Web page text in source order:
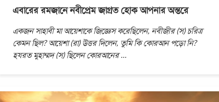
এবারের রমজানে নবীপ্রেম জাগ্রত হোক আপনার অন্তরে
একজন সাহাবী মা আয়েশাকে জিজ্ঞেস করেছিলেন, নবীজীর (স) চরিত্র
কেমন ছিল? আয়েশা (রা) উত্তর দিলেন, তুমি কি কোরআন পড়ো নি?
হযরত মুহাম্মদ (স) ছিলেন কোরআনের...